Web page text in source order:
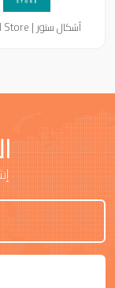
أشكال ستور | Ashkal Store